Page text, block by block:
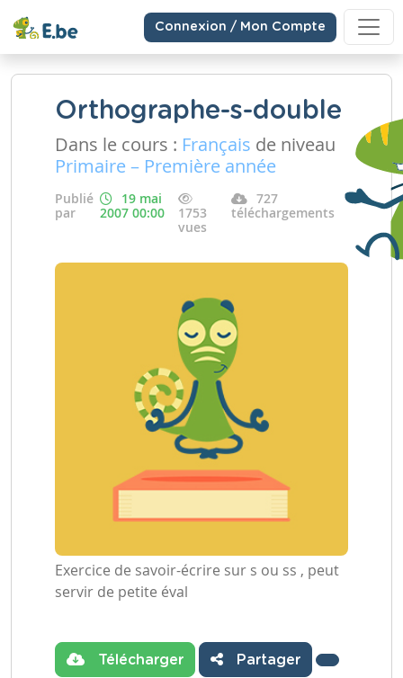
Connexion / Mon Compte
Orthographe-s-double
Dans le cours : Français de niveau
Primaire – Première année
Publié
par
19 mai
2007 00:00
1753
vues
727
téléchargements
Exercice de savoir-écrire sur s ou ss , peut
servir de petite éval
Télécharger Partager